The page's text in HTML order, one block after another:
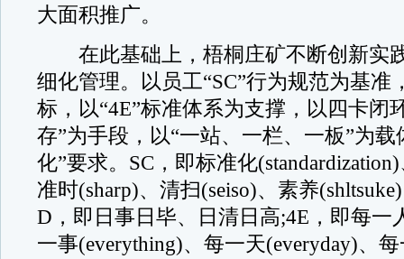
大面积推广。
在此基础上，梧桐庄矿不断创新实
细化管理。以员工“SC”行为规范为基准
标，以“4E”标准体系为支撑，以四卡闭
存”为手段，以“一站、一栏、一板”为载
化”要求。SC，即标准化
准时(sharp)、清扫(seiso)、素养
D，即日事日毕、日清日高;4E，即每一
一事(everything)、每一天(everyday)、